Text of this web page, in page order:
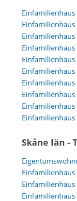
Skåne län -